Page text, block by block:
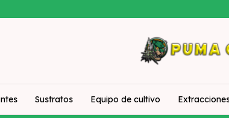
Sustratos Equipo de cultivo